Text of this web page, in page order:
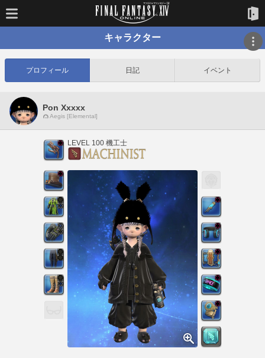
キャラクター
プロフィール 日記 イベント
Pon Xxxxx
Aegis [Elemental]
LEVEL 100 機工士